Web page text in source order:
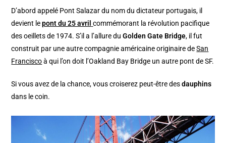
D’abord appelé Pont Salazar du nom du dictateur portugais, il
devient lepont du 25 avril commémorant la révolution pacifique
des oeillets de 1974. S’il a l’allure duGolden Gate Bridge, il fut
construit par une autre compagnie américaine originaire deSan
Franciscoà qui l’on doit l’Oakland Bay Bridge un autre pont de SF.
Si vous avez de la chance, vous croiserez peut-être desdauphins
dans le coin.